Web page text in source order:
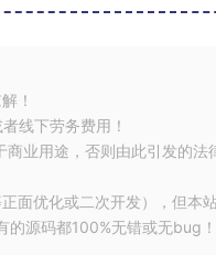
！
线下劳务费用！
业用途，否则由此引发的法
面优化或二次开发），但本
的源码都100%无错或无bug